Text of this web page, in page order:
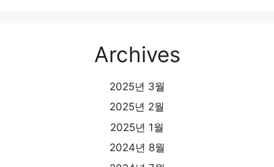
Archives
2025년 3월
2025년 2월
2025년 1월
2024년 8월